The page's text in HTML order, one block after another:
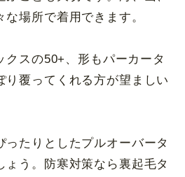
な場所で着用できます。
クスの50+、形もパーカータ
り覆ってくれる方が望ましい
ったりとしたプルオーバータ
ょう。防寒対策なら裏起毛タ